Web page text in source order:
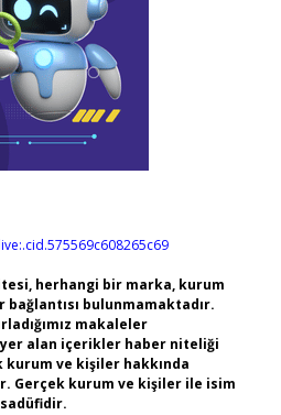
herhangi bir marka, kurum
bulunmamaktadır.
makaleler
yer alan içerikler haber niteliği
kurum ve kişiler hakkında
Gerçek kurum ve kişiler ile isim